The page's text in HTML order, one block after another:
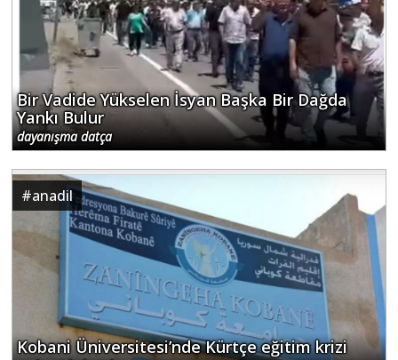
Bir Vadide Yükselen İsyan Başka Bir Dağda
Yankı Bulur
dayanışma datça
#anadil
Kobani Üniversitesi’nde Kürtçe eğitim krizi